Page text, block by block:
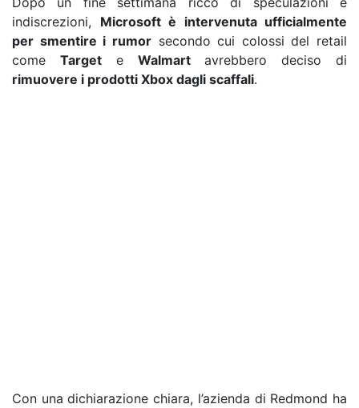
indiscrezioni, Microsoft è intervenuta ufficialmente
per smentire i rumorsecondo cui colossi del retail
come Targete Walmartavrebbero deciso di
rimuovere i prodotti Xbox dagli scaffali.
Con una dichiarazione chiara, l’azienda di Redmond ha